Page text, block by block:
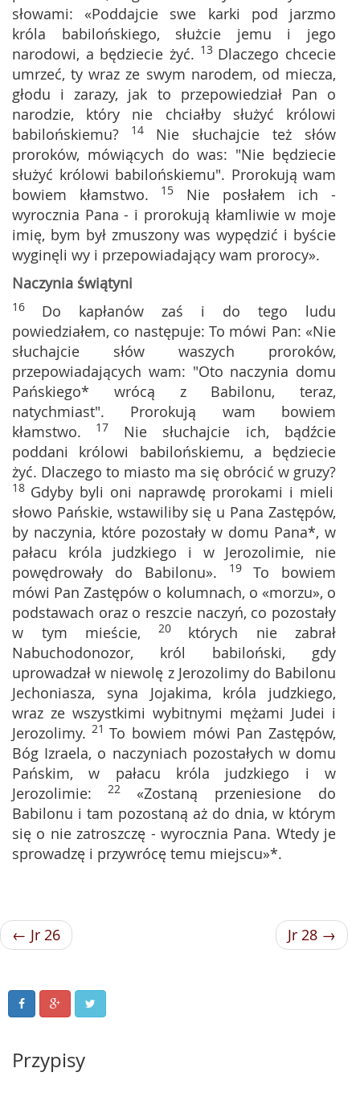
słowami: «Poddajcie swe karki pod jarzmo
króla babilońskiego, służcie jemu i jego
narodowi, a będziecie żyć. 13 Dlaczego chcecie
umrzeć, ty wraz ze swym narodem, od miecza,
głodu i zarazy, jak to przepowiedział Pan o
narodzie, który nie chciałby służyć królowi
babilońskiemu? 14 Nie słuchajcie też słów
proroków, mówiących do was: "Nie będziecie
służyć królowi babilońskiemu". Prorokują wam
bowiem kłamstwo. 15 Nie posłałem ich -
wyrocznia Pana - i prorokują kłamliwie w moje
imię, bym był zmuszony was wypędzić i byście
wyginęli wy i przepowiadający wam prorocy».
Naczynia świątyni
16 Do kapłanów zaś i do tego ludu
powiedziałem, co następuje: To mówi Pan: «Nie
słuchajcie słów waszych proroków,
przepowiadających wam: "Oto naczynia domu
Pańskiego* wrócą z Babilonu, teraz,
natychmiast". Prorokują wam bowiem
kłamstwo. 17 Nie słuchajcie ich, bądźcie
poddani królowi babilońskiemu, a będziecie
żyć. Dlaczego to miasto ma się obrócić w gruzy?
18 Gdyby byli oni naprawdę prorokami i mieli
słowo Pańskie, wstawiliby się u Pana Zastępów,
by naczynia, które pozostały w domu Pana*, w
pałacu króla judzkiego i w Jerozolimie, nie
powędrowały do Babilonu». 19 To bowiem
mówi Pan Zastępów o kolumnach, o «morzu», o
podstawach oraz o reszcie naczyń, co pozostały
w tym mieście, 20 których nie zabrał
Nabuchodonozor, król babiloński, gdy
uprowadzał w niewolę z Jerozolimy do Babilonu
Jechoniasza, syna Jojakima, króla judzkiego,
wraz ze wszystkimi wybitnymi mężami Judei i
Jerozolimy. 21To bowiem mówi Pan Zastępów,
Bóg Izraela, o naczyniach pozostałych w domu
Pańskim, w pałacu króla judzkiego i w
Jerozolimie: 22 «Zostaną przeniesione do
Babilonu i tam pozostaną aż do dnia, w którym
się o nie zatroszczę - wyrocznia Pana. Wtedy je
sprowadzę i przywrócę temu miejscu»*.
← Jr 26 Jr 28 →
Przypisy